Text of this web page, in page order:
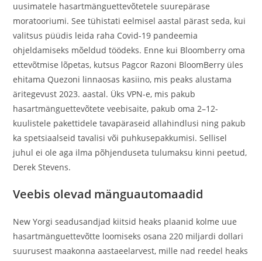
uusimatele hasartmänguettevõtetele suurepärase
moratooriumi. See tühistati eelmisel aastal pärast seda, kui
valitsus püüdis leida raha Covid-19 pandeemia
ohjeldamiseks mõeldud töödeks. Enne kui Bloomberry oma
ettevõtmise lõpetas, kutsus Pagcor Razoni BloomBerry üles
ehitama Quezoni linnaosas kasiino, mis peaks alustama
äritegevust 2023. aastal. Üks VPN-e, mis pakub
hasartmänguettevõtete veebisaite, pakub oma 2–12-
kuulistele pakettidele tavapäraseid allahindlusi ning pakub
ka spetsiaalseid tavalisi või puhkusepakkumisi. Sellisel
juhul ei ole aga ilma põhjenduseta tulumaksu kinni peetud,
Derek Stevens.
Veebis olevad mänguautomaadid
New Yorgi seadusandjad kiitsid heaks plaanid kolme uue
hasartmänguettevõtte loomiseks osana 220 miljardi dollari
suurusest maakonna aastaeelarvest, mille nad reedel heaks